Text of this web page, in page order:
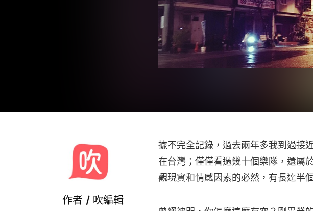
據不完全記錄，過去兩年多我到過接
在台灣；僅僅看過幾十個樂隊，還屬
觀現實和情感因素的必然，有長達半
作者 / 吹編輯